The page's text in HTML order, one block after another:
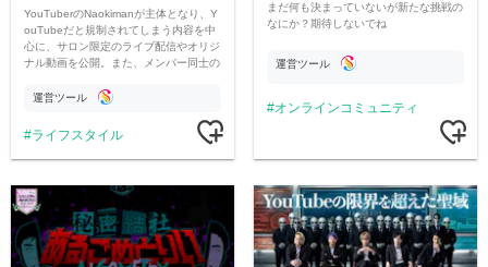
YouTuberのNaokimanが主体となり、Y
ouTubeだと規制されてしまう内容を中
心に、サロン限定のライブ配信やオリジ
ナル動画を公開。また、メンバー同士の
ただいています。
運営ツール
ライフスタイル
まだ何も決まっていないが新たな挑戦の
なにか？期待しないでね
運営ツール
オンラインコミュニティ